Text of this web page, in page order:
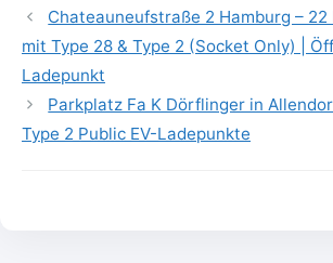
Chateauneufstraße 2 Hamburg – 22
mit Type 28 & Type 2 (Socket Only) |
Ladepunkt
Parkplatz Fa K Dörflinger in
Type 2 Public EV-Ladepunkte